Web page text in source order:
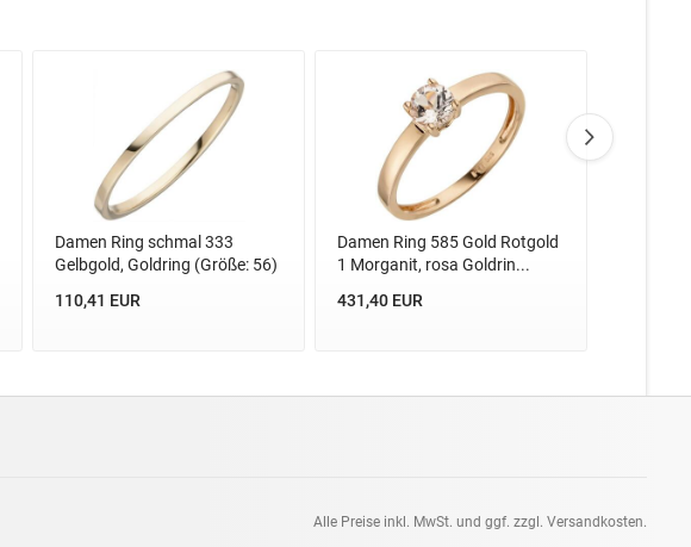
Damen Ring schmal 333
Gelbgold, Goldring (Größe: 56)
110,41 EUR
Damen Ring 585 Gold Rotgold
1 Morganit, rosa Goldrin...
431,40 EUR
Alle Preise inkl. MwSt. und ggf. zzgl. Versandkosten.